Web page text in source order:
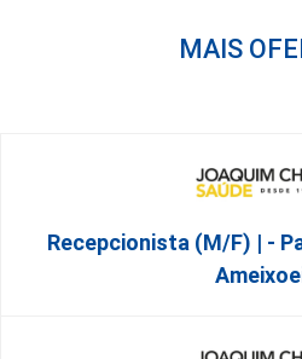
MAIS
Recepcionista (M/F) | -